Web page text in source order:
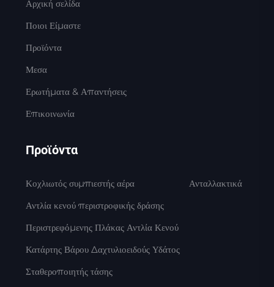
Αρχική σελίδα
Ποιοι Είμαστε
Προϊόντα
Μεσα
Ερωτήματα & Απαντήσεις
Επικοινωνία
Προϊόντα
Κοχλιωτός συμπιεστής αέρα
Αντλία κενού περιστροφικής δράσης
Περιστρεφόμενης Πλάκας Αντλία Κενού
Κατάρτης Βάρου Δαχτυλιοειδούς Υδάτος
Σταθεροποιητής τάσης
Ανταλλακτικά